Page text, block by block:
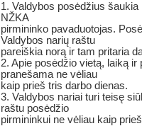
1. Valdybos posėdžius
NŽKA
pirmininko pavaduotojas.
Valdybos narių raštu
pareiškia norą ir tam pritaria
2. Apie posėdžio vietą, laiką
pranešama ne vėliau
kaip prieš tris darbo dienas.
3. Valdybos nariai turi teisę
raštu posėdžio
pirmininkui ne vėliau kaip